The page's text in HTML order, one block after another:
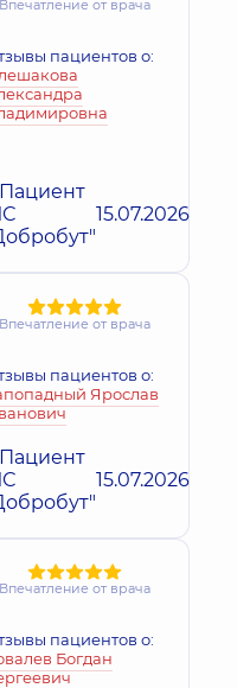
Впечатление от врача
пациентов о:
15.07.2026
Впечатление от врача
пациентов о:
Ярослав
15.07.2026
Впечатление от врача
пациентов о:
Богдан